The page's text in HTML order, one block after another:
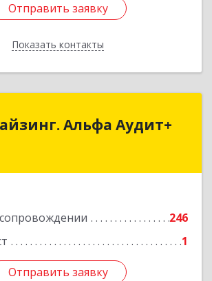
Отправить заявку
Показать контакты
Отправить заявку
Назад
Альфа Аудит+
246
1
Отправить заявку
Альфа Аудит+
Московская обл, Домодедово г,
Отправить заявку